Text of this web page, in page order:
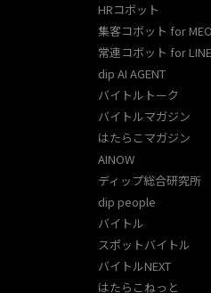
HRコボット
集客コボット for MEO
常連コボット for LINE​
dip AI AGENT
バイトルトーク
バイトルマガジン
はたらこマガジン
AINOW
ディップ総合研究所
dip people
バイトル
スポットバイトル
バイトルNEXT
はたらこねっと